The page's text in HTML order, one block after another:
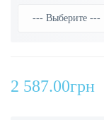
2 587.00грн